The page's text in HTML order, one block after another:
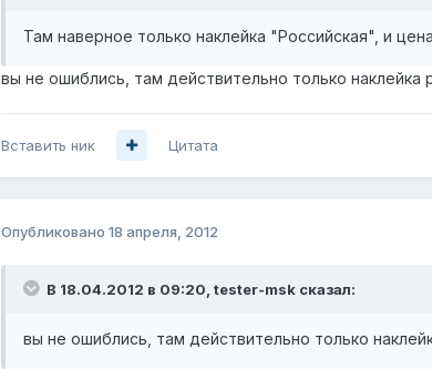
Там наверное только наклейка "Российская", и
вы не ошиблись, там действительно только наклейка
Вставить ник Цитата
Опубликовано 18 апреля, 2012
В 18.04.2012 в 09:20, tester-msk сказал:
вы не ошиблись, там действительно только